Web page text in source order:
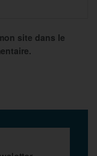
site dans le